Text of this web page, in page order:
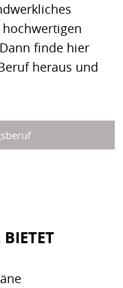
finde hier
heraus und